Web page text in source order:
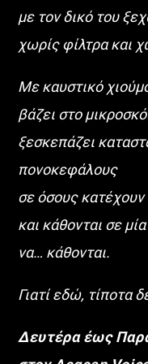
ΜΕΡΑ ΜΕΣΗΜΕΡΙ
Καθημερινά 12:00 –
Γιατί η ενημέρωση
Μέρα
με τον δικό του
χωρίς φίλτρα και
Με καυστικό
βάζει στο
ξεσκεπάζει
πονοκεφάλους
σε όσους
και κάθονται σε
να… κάθονται.
Γιατί εδώ, τίποτα
Δευτέρα έως